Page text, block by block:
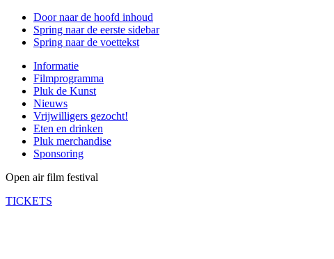
Door naar de hoofd inhoud
Spring naar de eerste sidebar
Spring naar de voettekst
Informatie
Filmprogramma
Pluk de Kunst
Nieuws
Vrijwilligers gezocht!
Eten en drinken
Pluk merchandise
Sponsoring
Open air film festival
TICKETS